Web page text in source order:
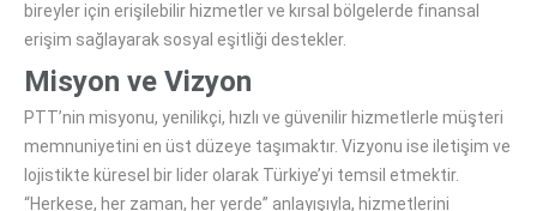
bireyler için erişilebilir hizmetler ve kırsal bölgelerde finansal
erişim sağlayarak sosyal eşitliği destekler.
Misyon ve Vizyon
PTT’nin misyonu, yenilikçi, hızlı ve güvenilir hizmetlerle müşteri
memnuniyetini en üst düzeye taşımaktır. Vizyonu ise iletişim ve
lojistikte küresel bir lider olarak Türkiye’yi temsil etmektir.
“Herkese, her zaman, her yerde” anlayışıyla, hizmetlerini